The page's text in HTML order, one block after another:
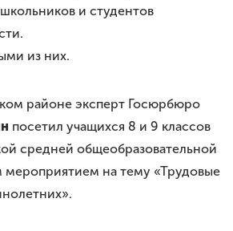
помощь
и студентов
из них.
районе эксперт Госюрбюро
посетил учащихся 8 и 9 классов
средней общеобразовательной
на тему «Трудовые